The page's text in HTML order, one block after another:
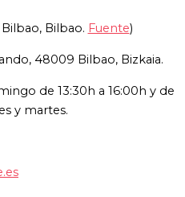
Bilbao. Fuente)
48009 Bilbao, Bizkaia.
de 13:30h a 16:00h y de
y martes.